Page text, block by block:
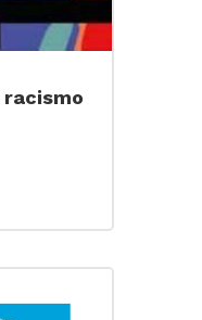
racismo